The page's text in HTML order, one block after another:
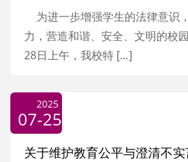
为进一步增强学生的法律意识
力，营造和谐、安全、文明的校
28日上午，我校特 […]
2025
07-25
关于维护教育公平与澄清不